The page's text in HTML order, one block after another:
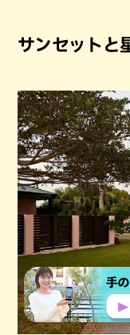
サンセットと